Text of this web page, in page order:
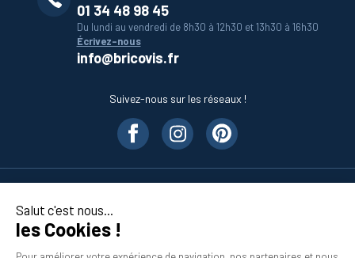
Salut c'est nous...
les Cookies !
01 34 48 98 45
Du lundi au vendredi de 8h30 à 12h30 et 13h30 à 16h30
Écrivez-nous
info@bricovis.fr
Suivez-nous sur les réseaux !
En savoir plus